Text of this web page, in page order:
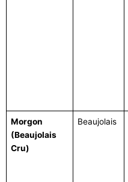
Morgon
(Beaujolais
Cru)
Beaujolais